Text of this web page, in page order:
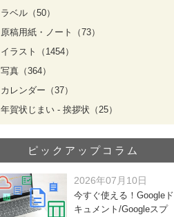
ラベル（50）
原稿用紙・ノート（73）
イラスト（1454）
写真（364）
カレンダー（37）
年賀状じまい - 挨拶状（25）
ピックアップコラム
2026年07月10日
今すぐ使える！Googleド
キュメント/Googleスプ